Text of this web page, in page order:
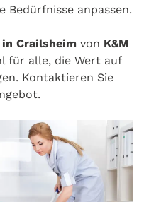
Bedürfnisse anpassen.
Crailsheim von K&M
für alle, die Wert auf
Kontaktieren Sie